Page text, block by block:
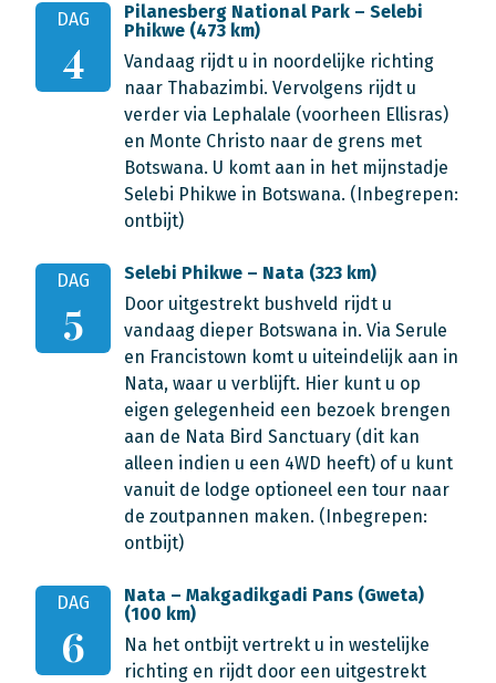
DAG
4
Pilanesberg National Park – Selebi
Phikwe (473 km)
Vandaag rijdt u in noordelijke richting
naar Thabazimbi. Vervolgens rijdt u
verder via Lephalale (voorheen Ellisras)
en Monte Christo naar de grens met
Botswana. U komt aan in het mijnstadje
Selebi Phikwe in Botswana. (Inbegrepen:
ontbijt)
DAG
5
Selebi Phikwe – Nata (323 km)
Door uitgestrekt bushveld rijdt u
vandaag dieper Botswana in. Via Serule
en Francistown komt u uiteindelijk aan in
Nata, waar u verblijft. Hier kunt u op
eigen gelegenheid een bezoek brengen
aan de Nata Bird Sanctuary (dit kan
alleen indien u een 4WD heeft) of u kunt
vanuit de lodge optioneel een tour naar
de zoutpannen maken. (Inbegrepen:
ontbijt)
DAG
6
Nata – Makgadikgadi Pans (Gweta)
(100 km)
Na het ontbijt vertrekt u in westelijke
richting en rijdt door een uitgestrekt